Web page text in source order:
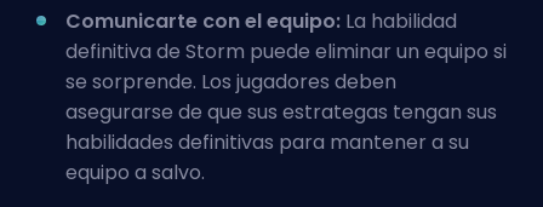
Comunicarte con el equipo: La habilidad
definitiva de Storm puede eliminar un equipo si
se sorprende. Los jugadores deben
asegurarse de que sus estrategas tengan sus
habilidades definitivas para mantener a su
equipo a salvo.